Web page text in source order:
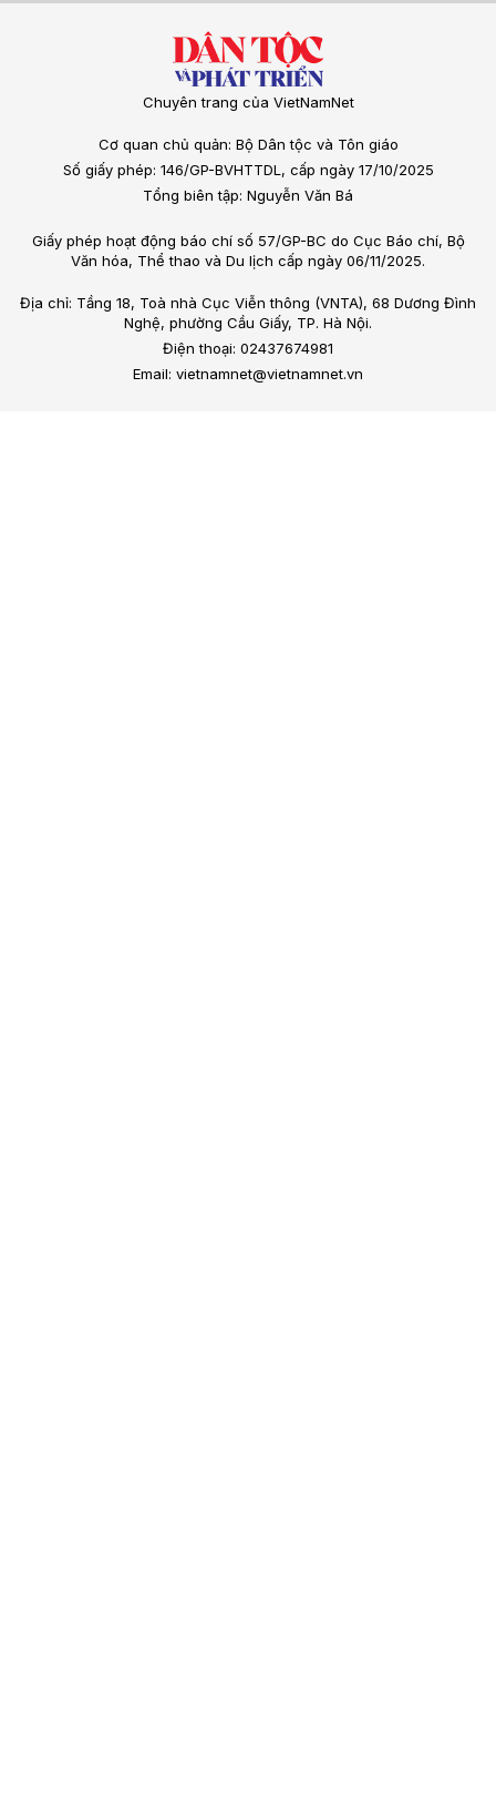
Chuyên trang của VietNamNet
Cơ quan chủ quản: Bộ Dân tộc và Tôn giáo
Số giấy phép: 146/GP-BVHTTDL, cấp ngày 17/10/2025
Tổng biên tập: Nguyễn Văn Bá
Giấy phép hoạt động báo chí số 57/GP-BC do Cục Báo chí, Bộ
Văn hóa, Thể thao và Du lịch cấp ngày 06/11/2025.
Địa chỉ: Tầng 18, Toà nhà Cục Viễn thông (VNTA), 68 Dương Đình
Nghệ, phường Cầu Giấy, TP. Hà Nội.
Điện thoại: 02437674981
Email: vietnamnet@vietnamnet.vn